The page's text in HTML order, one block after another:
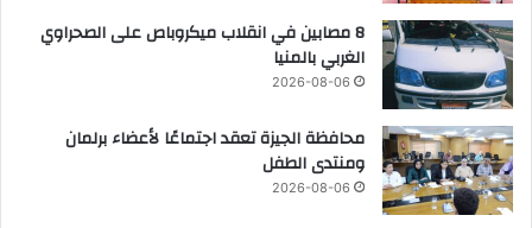
8 مصابين في انقلاب ميكروباص على الصحراوي
الغربي بالمنيا
2026-08-06
محافظة الجيزة تعقد اجتماعًا لأعضاء برلمان
ومنتدى الطفل
2026-08-06